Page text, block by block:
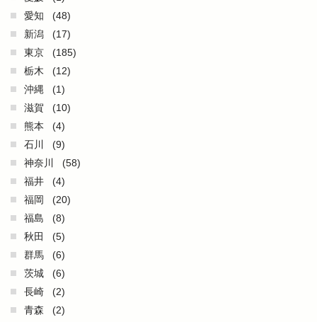
愛知
(48)
新潟
(17)
東京
(185)
栃木
(12)
沖縄
(1)
滋賀
(10)
熊本
(4)
石川
(9)
神奈川
(58)
福井
(4)
福岡
(20)
福島
(8)
秋田
(5)
群馬
(6)
茨城
(6)
長崎
(2)
青森
(2)